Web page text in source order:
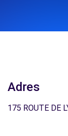
Adres
175 ROUTE DE